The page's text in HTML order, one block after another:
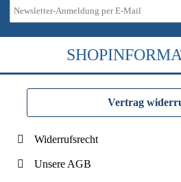
Vertrag
Widerrufsrecht
Unsere AGB